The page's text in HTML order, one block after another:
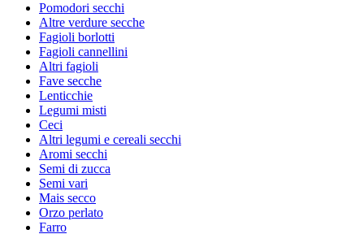
Pomodori secchi
Altre verdure secche
Fagioli borlotti
Fagioli cannellini
Altri fagioli
Fave secche
Lenticchie
Legumi misti
Ceci
Altri legumi e cereali secchi
Aromi secchi
Semi di zucca
Semi vari
Mais secco
Orzo perlato
Farro